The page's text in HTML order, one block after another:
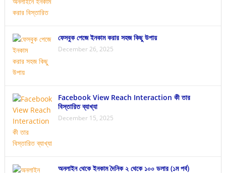
ফেসবুক পেজে ইনকাম করার সহজ কিছু উপায়
December 26, 2025
Facebook View Reach Interaction কী তার
বিস্তারিত ব্যাখ্যা
December 15, 2025
অনলাইন থেকে ইনকাম দৈনিক ২ থেকে ১০০ ডলার (১ম পর্ব)